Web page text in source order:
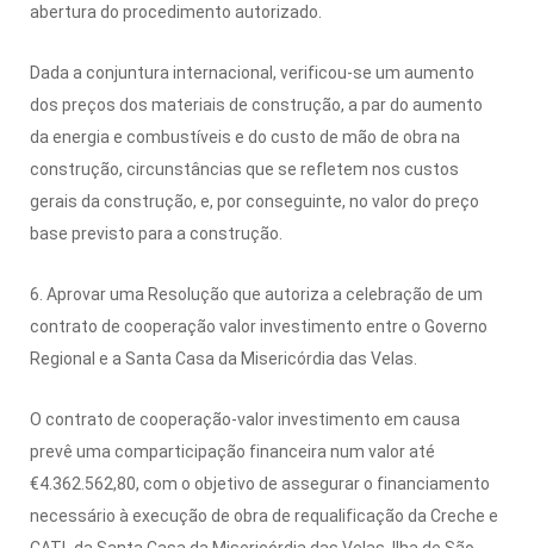
abertura do procedimento autorizado.
Dada a conjuntura internacional, verificou-se um aumento
dos preços dos materiais de construção, a par do aumento
da energia e combustíveis e do custo de mão de obra na
construção, circunstâncias que se refletem nos custos
gerais da construção, e, por conseguinte, no valor do preço
base previsto para a construção.
6. Aprovar uma Resolução que autoriza a celebração de um
contrato de cooperação valor investimento entre o Governo
Regional e a Santa Casa da Misericórdia das Velas.
O contrato de cooperação-valor investimento em causa
prevê uma comparticipação financeira num valor até
€4.362.562,80, com o objetivo de assegurar o financiamento
necessário à execução de obra de requalificação da Creche e